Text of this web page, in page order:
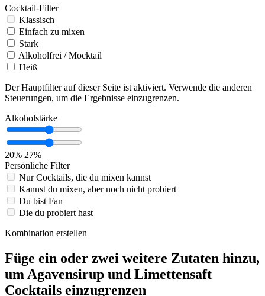
Cocktail-Filter
Klassisch
Einfach zu mixen
Stark
Alkoholfrei / Mocktail
Heiß
Der Hauptfilter auf dieser Seite ist aktiviert. Verwende die anderen
Steuerungen, um die Ergebnisse einzugrenzen.
Alkoholstärke
20% 27%
Persönliche Filter
Nur Cocktails, die du mixen kannst
Kannst du mixen, aber noch nicht probiert
Du bist Fan
Die du probiert hast
Kombination erstellen
Füge ein oder zwei weitere Zutaten hinzu,
um Agavensirup und Limettensaft
Cocktails einzugrenzen